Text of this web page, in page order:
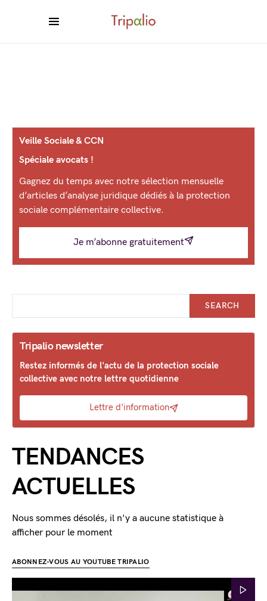
Veille Sociale & CCN
Spéciale avocats !
Gagnez du temps avec notre sélection mensuelle
d’articles d’analyse juridique dédiés à la protection
sociale complémentaire collective.
Je m’abonne gratuitement
SEARCH
Tripalio newsletter
Restez informés de l'actu de la protection sociale
collective avec notre lettre quotidienne
Lettre d'information
TENDANCES
ACTUELLES
Nous sommes désolés, il n'y a aucune statistique à
afficher pour le moment
ABONNEZ-VOUS AU YOUTUBE TRIPALIO